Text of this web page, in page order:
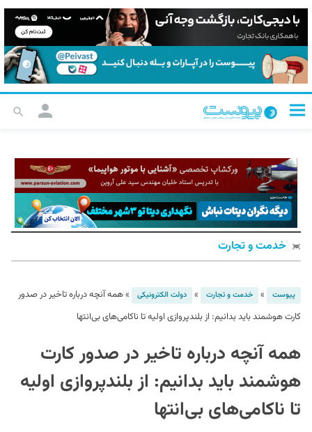
خدمت و تجارت
پیوست » خدمت و تجارت » دولت الکترونیکی »همه آنچه درباره تاخیر در صدور
کارت هوشمند باید بدانیم: از بلندپروازی اولیه تا ناکامی‌های بی‌انتها
همه آنچه درباره تاخیر در صدور کارت
هوشمند باید بدانیم: از بلندپروازی اولیه
تا ناکامی‌های بی‌انتها